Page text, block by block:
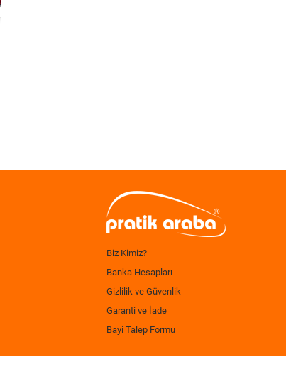
Biz Kimiz?
Banka Hesapları
Gizlilik ve Güvenlik
Garanti ve İade
Bayi Talep Formu